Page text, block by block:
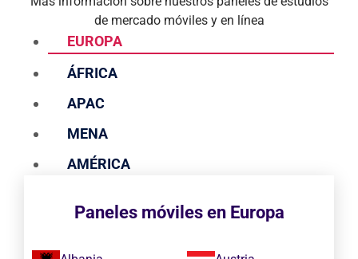
de mercado móviles y en línea
EUROPA
ÁFRICA
APAC
MENA
AMÉRICA
Paneles móviles en Europa